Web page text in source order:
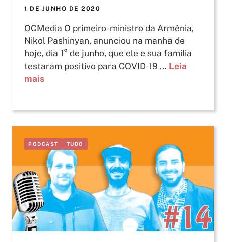
1 DE JUNHO DE 2020
OCMedia O primeiro-ministro da Armênia,
Nikol Pashinyan, anunciou na manhã de
hoje, dia 1° de junho, que ele e sua família
testaram positivo para COVID-19 ... Leia
mais
PODCAST TUDO